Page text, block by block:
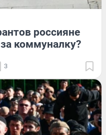
россияне
коммуналку?
3